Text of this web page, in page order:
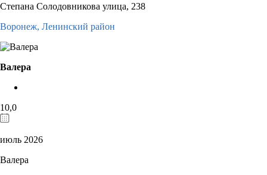
Степана Солодовникова улица, 238
Воронеж, Ленинский район
Валера
10,0
июль 2026
Валера